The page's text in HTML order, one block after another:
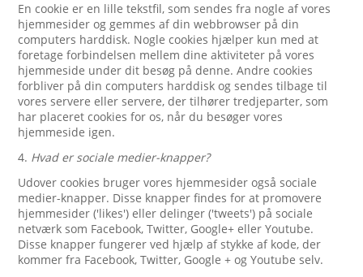
En cookie er en lille tekstfil, som sendes fra nogle af vores
hjemmesider og gemmes af din webbrowser på din
computers harddisk. Nogle cookies hjælper kun med at
foretage forbindelsen mellem dine aktiviteter på vores
hjemmeside under dit besøg på denne. Andre cookies
forbliver på din computers harddisk og sendes tilbage til
vores servere eller servere, der tilhører tredjeparter, som
har placeret cookies for os, når du besøger vores
hjemmeside igen.
4. Hvad er sociale medier-knapper?
Udover cookies bruger vores hjemmesider også sociale
medier-knapper. Disse knapper findes for at promovere
hjemmesider ('likes') eller delinger ('tweets') på sociale
netværk som Facebook, Twitter, Google+ eller Youtube.
Disse knapper fungerer ved hjælp af stykke af kode, der
kommer fra Facebook, Twitter, Google + og Youtube selv.